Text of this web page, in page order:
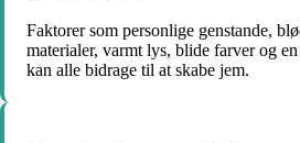
Faktorer som personlige genstande,
materialer, varmt lys, blide farver og
kan alle bidrage til at skabe jem.